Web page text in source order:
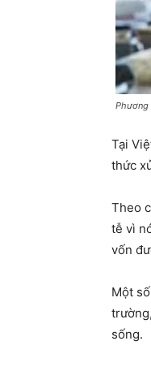
Phương
Tại
thức
Theo
tễ vì
vốn
Một
sống.